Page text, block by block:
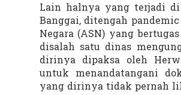
Lain halnya yang terjadi di
Banggai, ditengah
Negara (ASN) yang
disalah satu dinas
dirinya dipaksa oleh
untuk menandatangani
yang dirinya tidak pernah